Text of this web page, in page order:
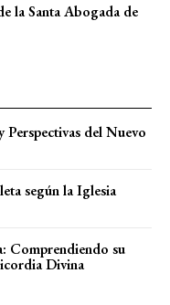
la Santa Abogada de
del Nuevo
según la Iglesia
Comprendiendo su
Divina